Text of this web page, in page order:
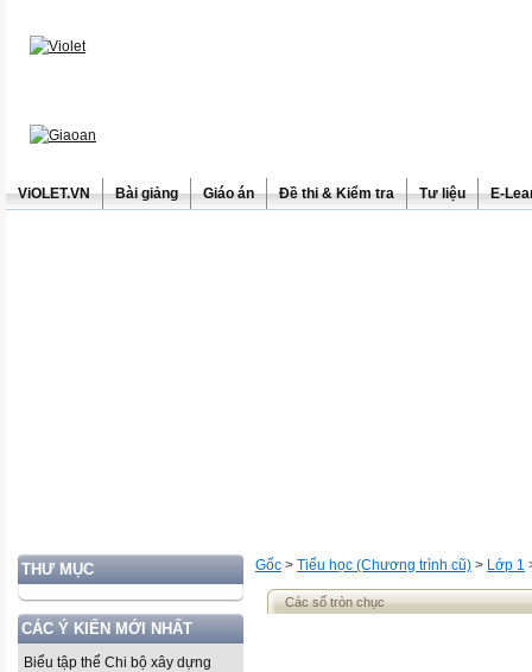
ViOLET.VN Bài giảng Giáo án Đề thi & Kiểm tra Tư liệu E-
THƯ MỤC
CÁC Ý KIẾN MỚI NHẤT
Biểu tập thể Chi bộ xây dựng
Gốc > Tiểu học (Chương trình cũ) > Lớp 1
Các số tròn chục